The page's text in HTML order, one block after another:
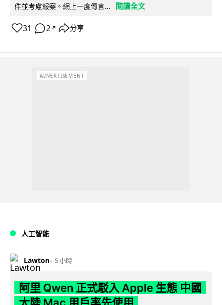
件並考慮報案。網上一度傳言...
閱讀全文
31 2 ↗ 分享
ADVERTISEMENT
人工智能
Lawton 5 小時
阿里 Qwen 正式駁入 Apple 生態 中國
大陸 Mac 用戶率先使用